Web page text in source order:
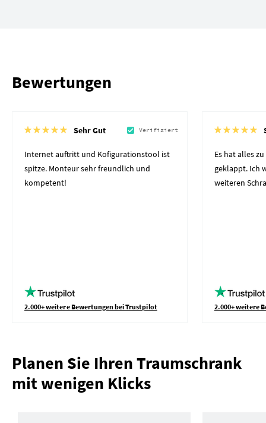
Bewertungen
Sehr Gut Verifiziert
Internet auftritt und Kofigurationstool ist
spitze. Monteur sehr freundlich und
kompetent!
2.000+ weitere Bewertungen bei Trustpilot
Es hat alles
geklappt. Ich
weiteren
2.000+ weitere
Planen Sie Ihren Traumschrank
mit wenigen Klicks